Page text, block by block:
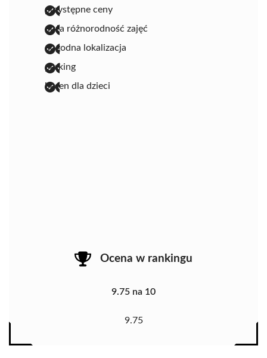
przystępne ceny
duża różnorodność zajęć
dogodna lokalizacja
parking
basen dla dzieci
Ocena w rankingu
9.75 na 10
9.75